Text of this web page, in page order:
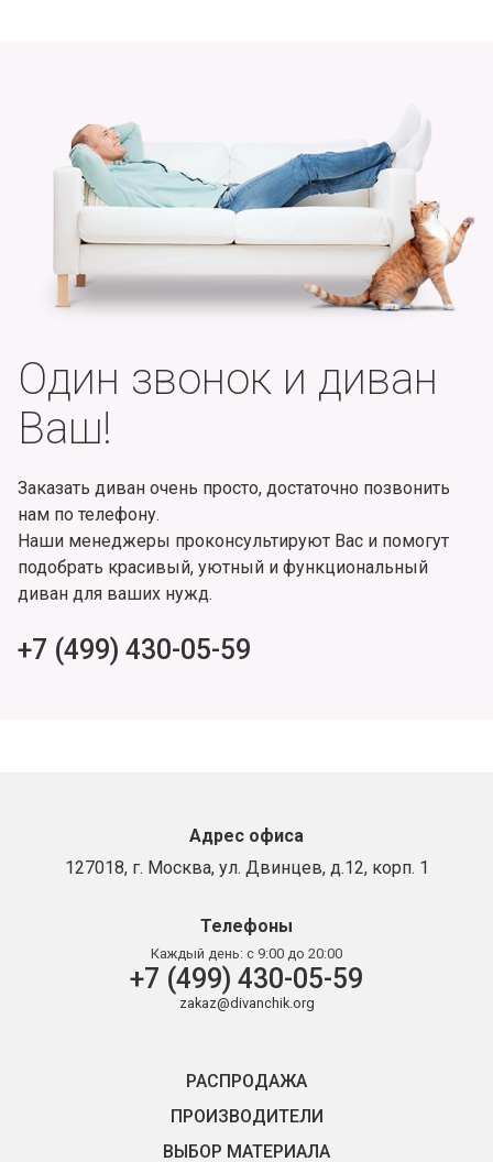
Один звонок и диван
Ваш!
Заказать диван очень просто, достаточно позвонить
нам по телефону.
Наши менеджеры проконсультируют Вас и помогут
подобрать красивый, уютный и функциональный
диван для ваших нужд.
+7 (499) 430-05-59
Адрес офиса
127018, г. Москва, ул. Двинцев, д.12, корп. 1
Телефоны
Каждый день: с 9:00 до 20:00
+7 (499) 430-05-59
zakaz@divanchik.org
РАСПРОДАЖА
ПРОИЗВОДИТЕЛИ
ВЫБОР МАТЕРИАЛА